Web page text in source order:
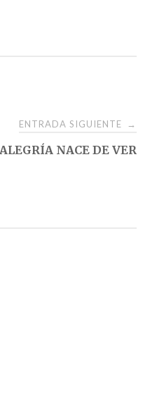
ENTRADA SIGUIENTE →
NACE DE VER